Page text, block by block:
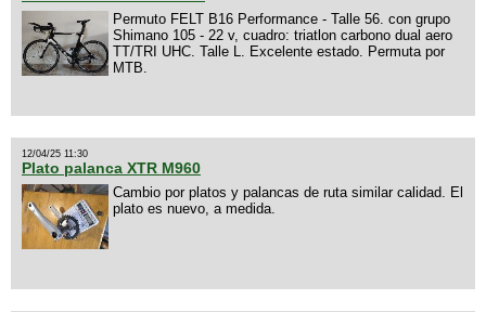
Permuto FELT B16 Performance - Talle 56. con grupo
Shimano 105 - 22 v, cuadro: triatlon carbono dual aero
TT/TRI UHC. Talle L. Excelente estado. Permuta por
MTB.
12/04/25 11:30
Plato palanca XTR M960
Cambio por platos y palancas de ruta similar calidad. El
plato es nuevo, a medida.